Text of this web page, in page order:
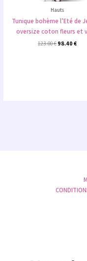
Hauts
Tunique bohème l’Eté de
oversize coton fleurs et
123.00€98.40€